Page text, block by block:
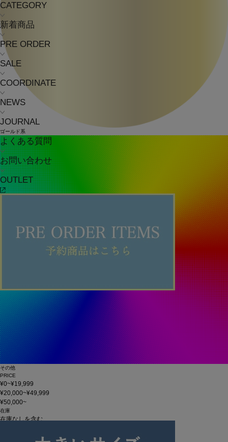
CATEGORY
新着商品
PRE ORDER
SALE
COORDINATE
NEWS
JOURNAL
よくある質問
お問い合わせ
OUTLET
ゴールド系
その他
PRICE
¥0~¥19,999
¥20,000~¥49,999
¥50,000~
在庫
在庫なしを含む